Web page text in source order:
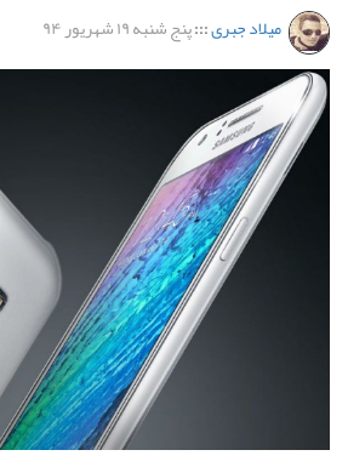
میلاد جبری:::پنج شنبه ۱۹ شهریور ۹۴